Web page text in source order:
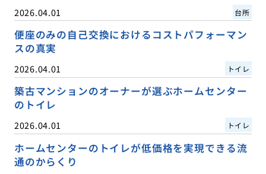
2026.04.01 台所
便座のみの自己交換におけるコストパフォーマン
スの真実
2026.04.01 トイレ
築古マンションのオーナーが選ぶホームセンター
のトイレ
2026.04.01 トイレ
ホームセンターのトイレが低価格を実現できる流
通のからくり